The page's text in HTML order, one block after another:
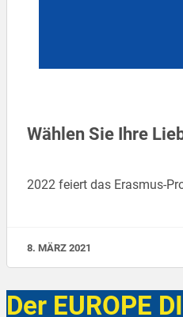
Wählen Sie Ihre
2022 feiert das Erasmus-
8. MÄRZ 2021
Der EUROPE